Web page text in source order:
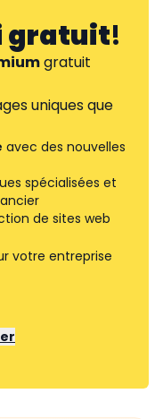
gratuit!
gratuit
uniques que
avec des nouvelles
spécialisées et
de sites web
votre entreprise